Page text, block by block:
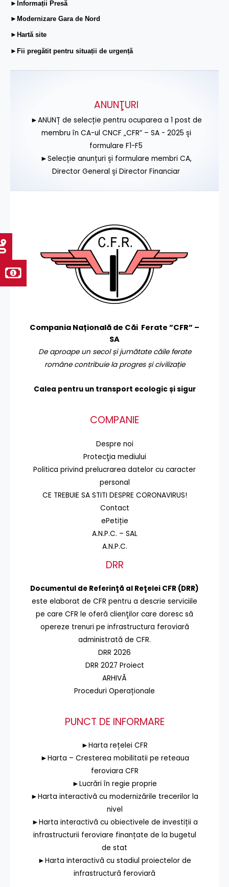
►Informații Presă
►Modernizare Gara de Nord
►Hartă site
►Fii pregătit pentru situații de urgență
ANUNŢURI
►ANUNȚ de selecție pentru ocuparea a 1 post de
membru în CA-ul CNCF „CFR” – SA - 2025 și
formulare F1-F5
►Selecție anunțuri și formulare membri CA,
Director General și Director Financiar
Compania Națională de Căi Ferate ”CFR” –
SA
De aproape un secol și jumătate căile ferate
române contribuie la progres și civilizație
Calea pentru un transport ecologic și sigur
COMPANIE
Despre noi
Protecţia mediului
Politica privind prelucrarea datelor cu caracter
personal
CE TREBUIE SA STITI DESPRE CORONAVIRUS!
Contact
ePetiție
A.N.P.C. – SAL
A.N.P.C.
DRR
Documentul de Referinţă al Reţelei CFR (DRR)
este elaborat de CFR pentru a descrie serviciile
pe care CFR le oferă clienţilor care doresc să
opereze trenuri pe infrastructura feroviară
administrată de CFR.
DRR 2026
DRR 2027 Proiect
ARHIVĂ
Proceduri Operaționale
PUNCT DE INFORMARE
►Harta rețelei CFR
►Harta – Cresterea mobilitatii pe reteaua
feroviara CFR
►Lucrări în regie proprie
►Harta interactivă cu modernizările trecerilor la
nivel
►Harta interactivă cu obiectivele de investiții a
infrastructurii feroviare finanțate de la bugetul
de stat
►Harta interactivă cu stadiul proiectelor de
infrastructură feroviară